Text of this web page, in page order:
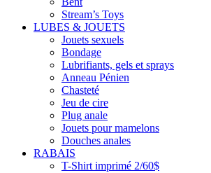
Stream’s Toys
LUBES & JOUETS
Jouets sexuels
Bondage
Lubrifiants, gels et sprays
Anneau Pénien
Chasteté
Jeu de cire
Plug anale
Jouets pour mamelons
Douches anales
RABAIS
T-Shirt imprimé 2/60$